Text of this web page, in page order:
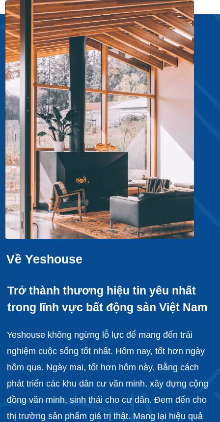
Về Yeshouse
Trở thành thương hiệu tin yêu nhất
trong lĩnh vực bất động sản Việt Nam
Yeshouse không ngừng lỗ lực để mang đến trải
nghiệm cuộc sống tốt nhất. Hôm nay, tốt hơn ngày
hôm qua. Ngày mai, tốt hơn hôm này. Bằng cách
phát triển các khu dân cư văn minh, xây dựng cộng
đồng văn minh, sinh thái cho cư dân. Đem đến cho
thị trường sản phẩm giá trị thật. Mang lại hiệu quả